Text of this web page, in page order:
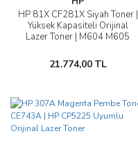
HP 81X CF281X Siyah Toner |
Yüksek Kapasiteli Orijinal
Lazer Toner | M604 M605
Sayfa
21.774,00 TL